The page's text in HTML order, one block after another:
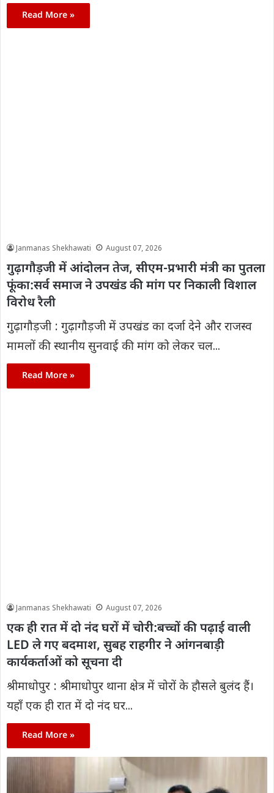
Read More »
Janmanas Shekhawati August 07, 2026
गुढ़ागौड़जी में आंदोलन तेज, सीएम-प्रभारी मंत्री का पुतला
फूंका:सर्व समाज ने उपखंड की मांग पर निकाली विशाल
विरोध रैली
गुढ़ागौड़जी : गुढ़ागौड़जी में उपखंड का दर्जा देने और राजस्व
मामलों की स्थानीय सुनवाई की मांग को लेकर चल...
Read More »
Janmanas Shekhawati August 07, 2026
एक ही रात में दो नंद घरों में चोरी:बच्चों की पढ़ाई वाली
LED ले गए बदमाश, सुबह राहगीर ने आंगनबाड़ी
कार्यकर्ताओं को सूचना दी
श्रीमाधोपुर : श्रीमाधोपुर थाना क्षेत्र में चोरों के हौसले बुलंद हैं।
यहाँ एक ही रात में दो नंद घर...
Read More »